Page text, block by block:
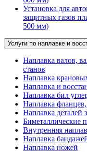
Установка для
защитных газов
500 мм)
Услуги по наплавке и
Наплавка валов,
станов
Наплавка
Наплавка и
Наплавка бил
Наплавка
Наплавка деталей
Биметаллические
Внутренняя
Наплавка
Наплавка ножей